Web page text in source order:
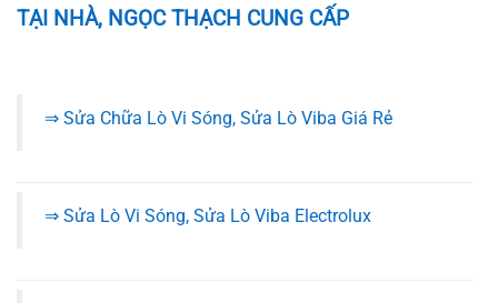
TẠI NHÀ, NGỌC THẠCH CUNG CẤP
⇒ Sửa Chữa Lò Vi Sóng, Sửa Lò Viba Giá Rẻ
⇒ Sửa Lò Vi Sóng, Sửa Lò Viba Electrolux